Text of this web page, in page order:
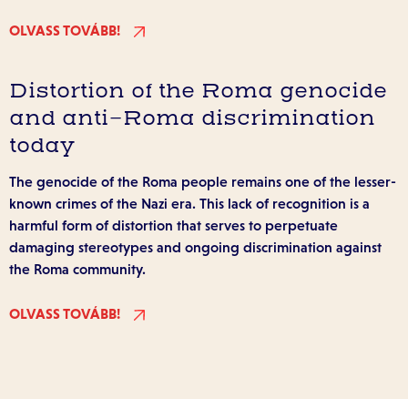
OLVASS TOVÁBB!
Distortion of the Roma genocide
and anti-Roma discrimination
today
The genocide of the Roma people remains one of the lesser-
known crimes of the Nazi era. This lack of recognition is a
harmful form of distortion that serves to perpetuate
damaging stereotypes and ongoing discrimination against
the Roma community.
OLVASS TOVÁBB!